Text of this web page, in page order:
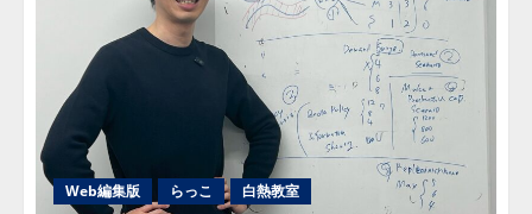
Web編集版 らっこ 白熱教室